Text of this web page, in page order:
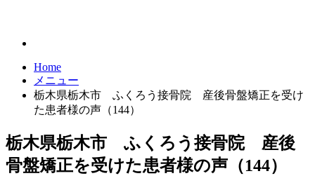
Home
メニュー
栃木県栃木市 ふくろう接骨院 産後骨盤矯正を受け
た患者様の声（144）
栃木県栃木市 ふくろう接骨院 産後
骨盤矯正を受けた患者様の声（144）